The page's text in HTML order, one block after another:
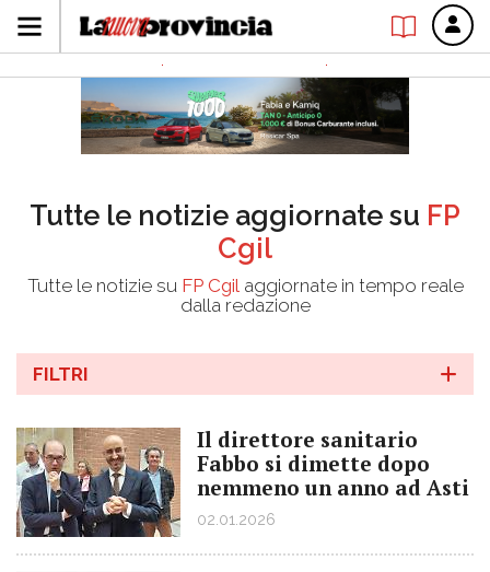
Tutte le notizie aggiornate su FP
Cgil
Tutte le notizie su FP Cgilaggiornate in tempo reale
dalla redazione
FILTRI
Il direttore sanitario
Fabbo si dimette dopo
nemmeno un anno ad Asti
02.01.2026